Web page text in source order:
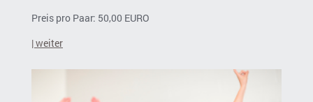
Preis pro Paar: 50,00 EURO
| weiter